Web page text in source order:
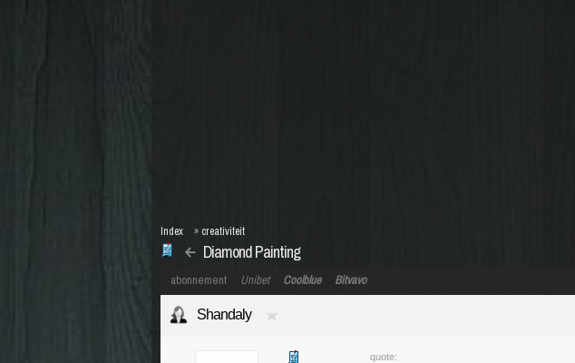
Diamond Painting
Index » creativiteit
abonnement Unibet Coolblue Bitvavo
Shandaly
quote: